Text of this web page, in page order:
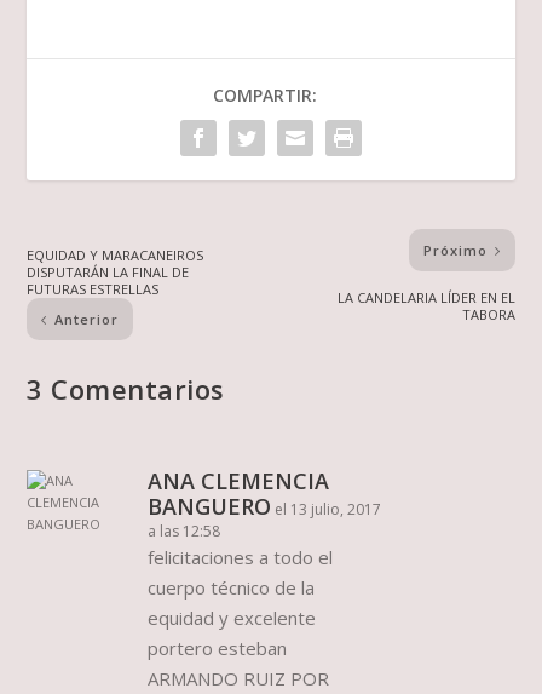
COMPARTIR:
EQUIDAD Y MARACANEIROS
DISPUTARÁN LA FINAL DE
FUTURAS ESTRELLAS
Anterior
Próximo
LA CANDELARIA LÍDER EN EL
TABORA
3 Comentarios
ANA CLEMENCIA
BANGUERO el 13 julio, 2017
a las 12:58
felicitaciones a todo el
cuerpo técnico de la
equidad y excelente
portero esteban
ARMANDO RUIZ POR